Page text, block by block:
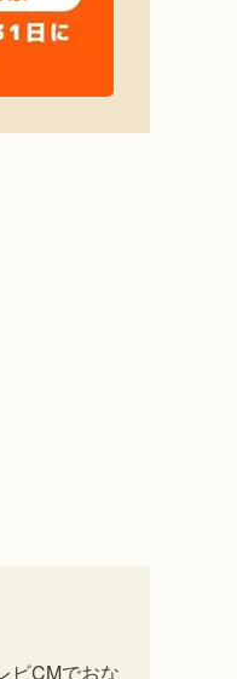
ビCMでおな